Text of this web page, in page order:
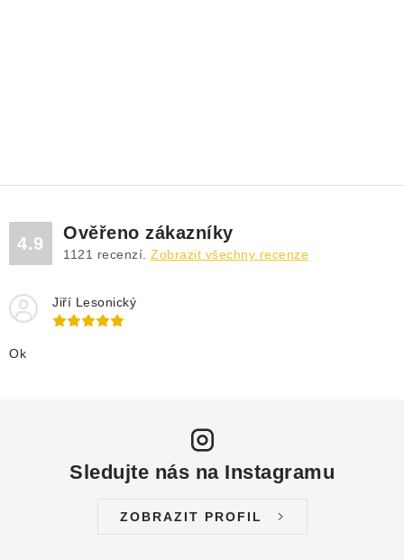
4.9
Ověřeno zákazníky
1121 recenzí. Zobrazit všechny recenze
Jiří Lesonický
Ok
Sledujte nás na Instagramu
ZOBRAZIT PROFIL